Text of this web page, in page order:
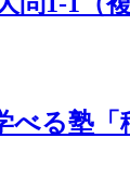
べる塾「